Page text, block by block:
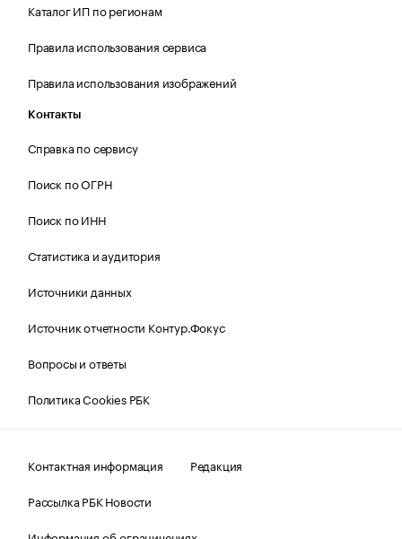
Каталог ИП по регионам
Правила использования сервиса
Правила использования изображений
Контакты
Справка по сервису
Поиск по ОГРН
Поиск по ИНН
Статистика и аудитория
Источники данных
Источник отчетности Контур.Фокус
Вопросы и ответы
Политика Cookies РБК
Контактная информация
Редакция
Рассылка РБК Новости